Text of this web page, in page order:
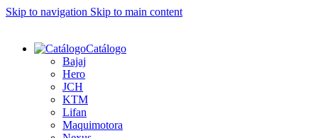
Skip to navigation Skip to main content
Catálogo
Bajaj
Hero
JCH
KTM
Lifan
Maquimotora